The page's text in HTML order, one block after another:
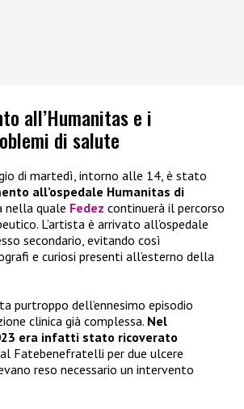
all’Humanitas e i
di salute
di martedì, intorno alle 14, è stato
all’ospedale Humanitas di
nella quale Fedez continuerà il percorso
L’artista è arrivato all’ospedale
secondario, evitando così
e curiosi presenti all’esterno della
purtroppo dell’ennesimo episodio
clinica già complessa. Nel
era infatti stato ricoverato
Fatebenefratelli per due ulcere
reso necessario un intervento